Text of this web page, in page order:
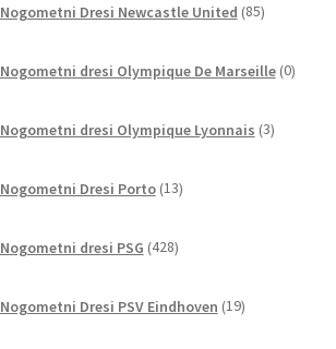
Nogometni Dresi Newcastle United 85izdelkov
Nogometni dresi Olympique De Marseille 0
Nogometni dresi Olympique Lyonnais 3izdelki
Nogometni Dresi Porto 13izdelkov
Nogometni dresi PSG 428izdelkov
Nogometni Dresi PSV Eindhoven 19izdelkov